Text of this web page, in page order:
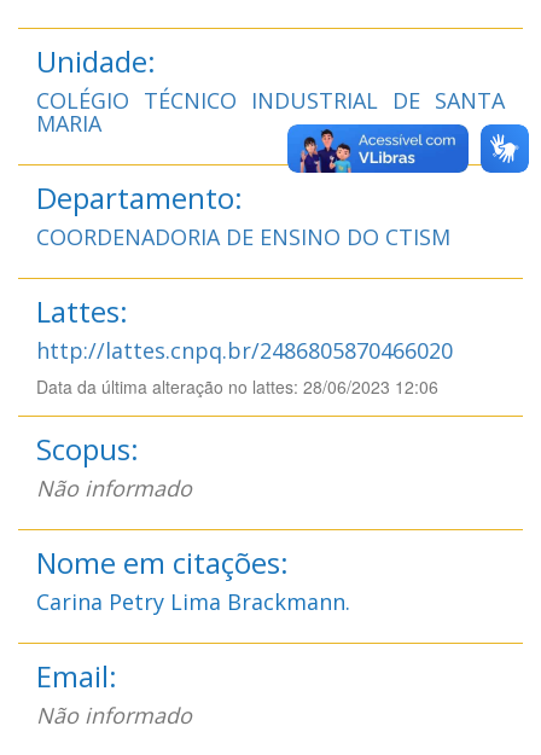
Unidade:
COLÉGIO TÉCNICO INDUSTRIAL DE SANTA
MARIA
Departamento:
COORDENADORIA DE ENSINO DO CTISM
Lattes:
http://lattes.cnpq.br/2486805870466020
Data da última alteração no lattes: 28/06/2023 12:06
Scopus:
Não informado
Nome em citações:
Carina Petry Lima Brackmann.
Email:
Não informado